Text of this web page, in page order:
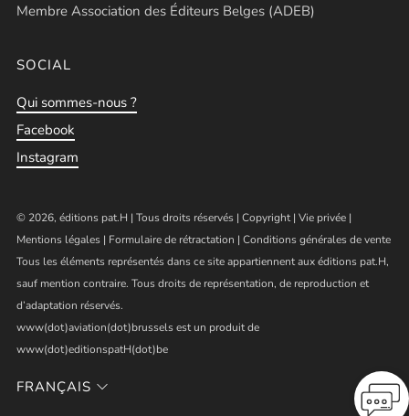
Membre Association des Éditeurs Belges (ADEB)
SOCIAL
Qui sommes-nous ?
Facebook
Instagram
© 2026, éditions pat.H | Tous droits réservés | Copyright| Vie privée |
Mentions légales | Formulaire de rétractation | Conditions générales de vente
Tous les éléments représentés dans ce site appartiennent aux éditions pat.H,
sauf mention contraire. Tous droits de représentation, de reproduction et
d’adaptation réservés.
www(dot)aviation(dot)brussels est un produit de
www(dot)editionspatH(dot)be
FRANÇAIS